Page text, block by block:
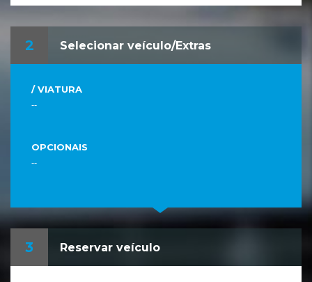
2 Selecionar veículo/Extras
/ VIATURA
--
OPCIONAIS
--
3 Reservar veículo